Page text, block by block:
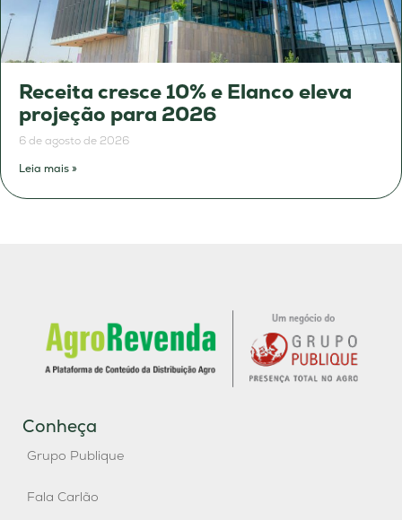
Receita cresce 10% e Elanco eleva
projeção para 2026
6 de agosto de 2026
Leia mais »
Conheça
Grupo Publique
Fala Carlão